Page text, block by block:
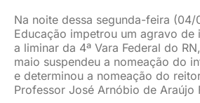
JURÍDICO
CLUBE
Na noite dessa segunda-feira
Educação impetrou um agravo de
a liminar da 4ª Vara Federal do
maio suspendeu a nomeação do
e determinou a nomeação do
Professor José Arnóbio de Araújo